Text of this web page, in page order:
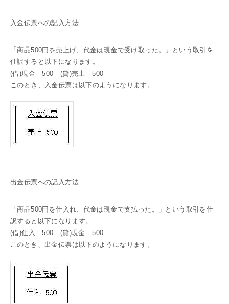
入金伝票への記入方法
「商品500円を売上げ、代金は現金で受け取った。」という取引を
仕訳すると以下になります。
(借)現金 500 (貸)売上 500
このとき、入金伝票は以下のようになります。
出金伝票への記入方法
「商品500円を仕入れ、代金は現金で支払った。」という取引を仕
訳すると以下になります。
(借)仕入 500 (貸)現金 500
このとき、出金伝票は以下のようになります。